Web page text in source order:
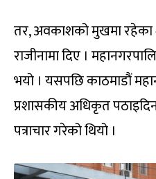
तर, अवकाशको मुखमा
राजीनामा दिए ।
भयो । यसपछि काठमाडौं
प्रशासकीय अधिकृत
पत्राचार गरेको थियो ।